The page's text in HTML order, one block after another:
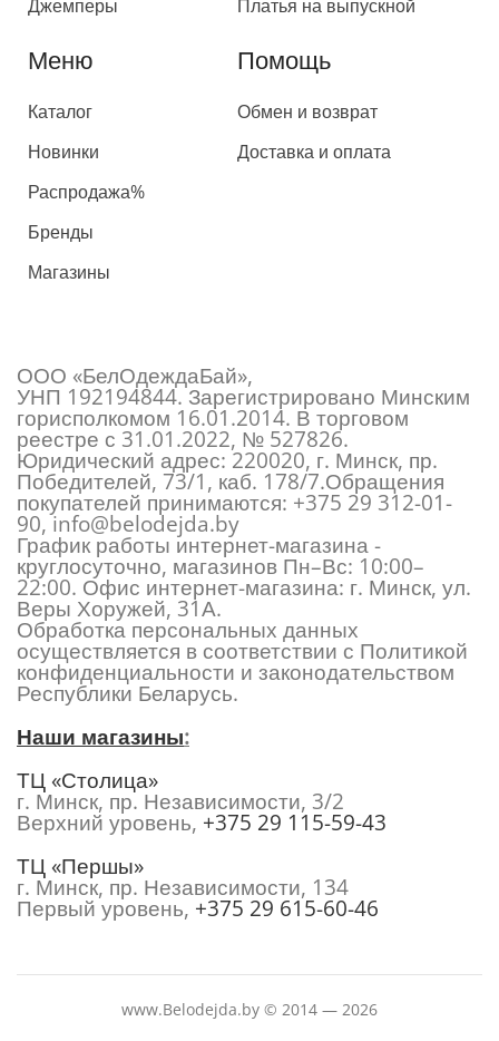
Джемперы
Платья на выпускной
Меню
Каталог
Новинки
Распродажа%
Бренды
Магазины
Помощь
Обмен и возврат
Доставка и оплата
ООО «БелОдеждаБай»,
УНП 192194844. Зарегистрировано Минским
горисполкомом 16.01.2014. В торговом
реестре с 31.01.2022, № 527826.
Юридический адрес: 220020, г. Минск, пр.
Победителей, 73/1, каб. 178/7.Обращения
покупателей принимаются: +375 29 312-01-
90,info@belodejda.by
График работы интернет-магазина -
круглосуточно, магазинов Пн–Вс: 10:00–
22:00. Офис интернет-магазина: г. Минск, ул.
Веры Хоружей, 31А.
Обработка персональных данных
осуществляется в соответствии с Политикой
конфиденциальности и законодательством
Республики Беларусь.
Наши магазины:
ТЦ «Столица»
г. Минск, пр. Независимости, 3/2
Верхний уровень, +375 29 115-59-43
ТЦ «Першы»
г. Минск, пр. Независимости, 134
Первый уровень, +375 29 615-60-46
www.Belodejda.by © 2014 — 2026